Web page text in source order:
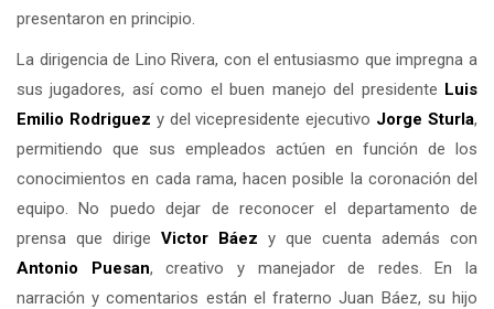
presentaron en principio.
La dirigencia de Lino Rivera, con el entusiasmo que impregna a
sus jugadores, así como el buen manejo del presidente Luis
Emilio Rodriguez y del vicepresidente ejecutivo Jorge Sturla,
permitiendo que sus empleados actúen en función de los
conocimientos en cada rama, hacen posible la coronación del
equipo. No puedo dejar de reconocer el departamento de
prensa que dirige Victor Báez y que cuenta además con
Antonio Puesan, creativo y manejador de redes. En la
narración y comentarios están el fraterno Juan Báez, su hijo